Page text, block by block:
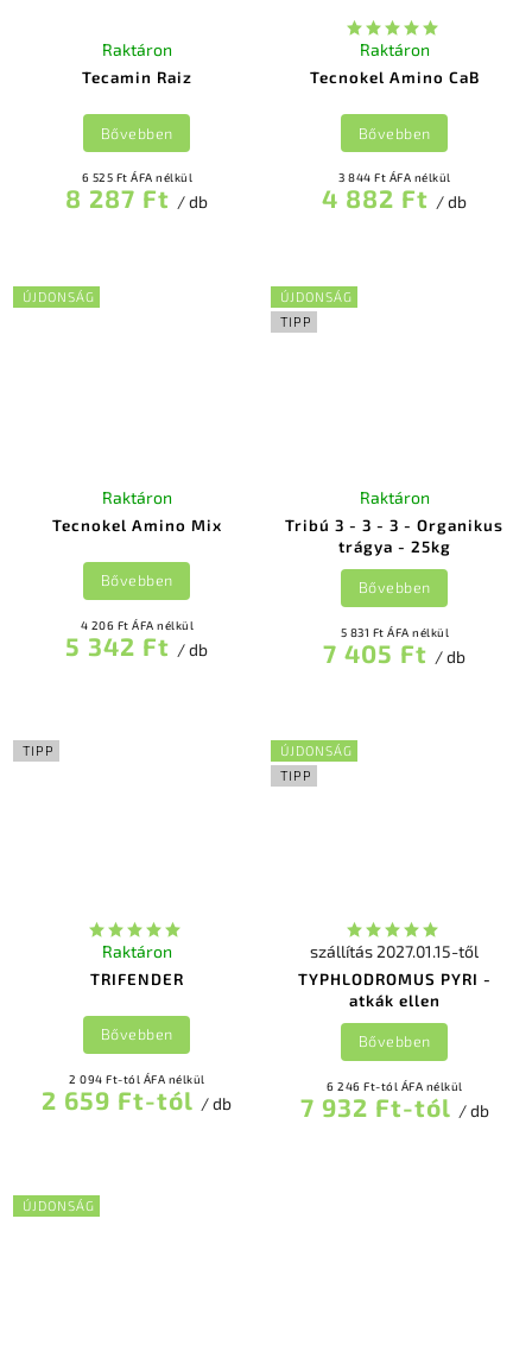
Tecamin Raiz
Raktáron
6 525 Ft ÁFA nélkül
8 287 Ft / db
Bővebben
Tecnokel Amino CaB
Raktáron
3 844 Ft ÁFA nélkül
4 882 Ft / db
Bővebben
ÚJDONSÁG
Tecnokel Amino Mix
Raktáron
4 206 Ft ÁFA nélkül
5 342 Ft / db
Bővebben
ÚJDONSÁG
TIPP
Tribú 3 - 3 - 3 - Organikus
trágya - 25kg
Raktáron
5 831 Ft ÁFA nélkül
7 405 Ft / db
Bővebben
TIPP
TRIFENDER
Raktáron
2 094 Ft-tól ÁFA nélkül
2 659 Ft-tól / db
Bővebben
ÚJDONSÁG
TIPP
TYPHLODROMUS PYRI -
atkák ellen
szállítás 2027.01.15-től
6 246 Ft-tól ÁFA nélkül
7 932 Ft-tól / db
Bővebben
ÚJDONSÁG